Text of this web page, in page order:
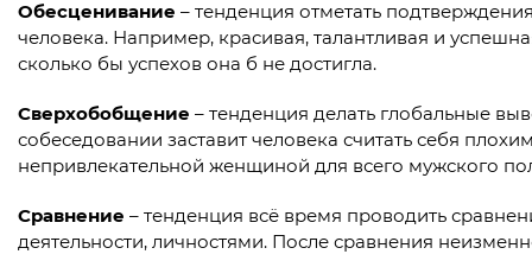
Обесценивание – тенденция отметать
человека. Например, красивая, талантливая и
сколько бы успехов она б не достигла.
Сверхобобщение – тенденция делать глобальные
собеседовании заставит человека считать себя
непривлекательной женщиной для всего мужского
Сравнение – тенденция всё время проводить
деятельности, личностями. После сравнения